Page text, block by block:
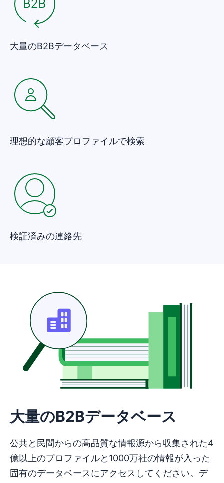
大量のB2Bデータベース
理想的な顧客プロファイルで検索
検証済みの連絡先
大量のB2Bデータベース
公共と民間からの高品質な情報源から収集された4
億以上のプロファイルと1000万社の情報が入った
固有のデータベースにアクセスしてください。デ